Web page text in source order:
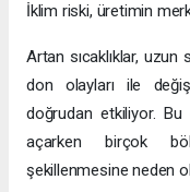
İklim riski, üretimin
Artan sıcaklıklar, uzun
don olayları ile
doğrudan etkiliyor. Bu
açarken birçok
şekillenmesine neden